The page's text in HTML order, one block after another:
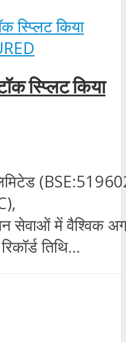
स्प्लिट किया
सेवाओं में वैश्विक
तिथि...